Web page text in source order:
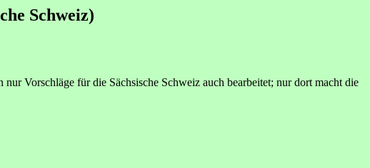
Schweiz)
Vorschläge für die Sächsische Schweiz auch bearbeitet; nur dort macht die